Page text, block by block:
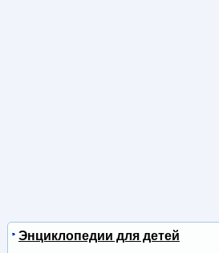
Энциклопедии для детей